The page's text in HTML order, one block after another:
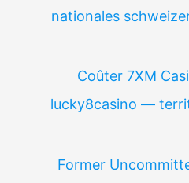
nationales
Coûter 7XM
lucky8casino —
Former